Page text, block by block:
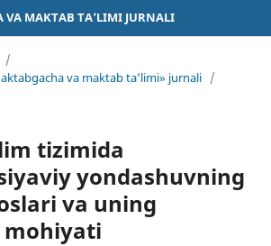
VA MAKTAB TA’LIMI JURNALI
/
va maktab ta’limi» jurnali /
tizimida
yondashuvning
va uning
mohiyati